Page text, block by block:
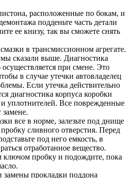
расположенные по бокам, и
подденьте часть детали
ее книзу, так вы сможете снять
в трансмиссионном агрегате.
сказали выше. Диагностика
осуществляется при смене. Это
в случае утечки автовладелец
Если утечка действительно
диагностика корпуса коробки
и уплотнителей. Все поврежденные
все в норме, залезьте под днище
сливного отверстия. Перед
под него емкость, в
отработанное вещество.
ключом пробку и подождите, пока
замены прокладки поддона